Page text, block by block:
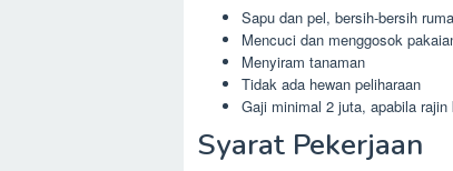
Sapu dan pel, bersih-bersih
Mencuci dan menggosok
Menyiram tanaman
Tidak ada hewan peliharaan
Gaji minimal 2 juta, apabila
Syarat Pekerjaan